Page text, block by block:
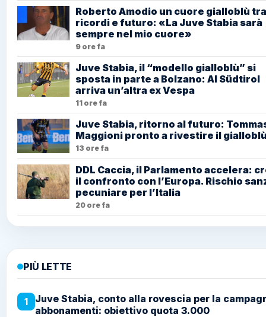
Roberto Amodio un cuore gialloblù tra
ricordi e futuro: «La Juve Stabia sarà
sempre nel mio cuore»
9 ore fa
Juve Stabia, il “modello gialloblù” si
sposta in parte a Bolzano: Al Südtirol
arriva un’altra ex Vespa
11 ore fa
Juve Stabia, ritorno al futuro:
Maggioni pronto a rivestire il
13 ore fa
DDL Caccia, il Parlamento accelera:
il confronto con l’Europa. Rischio
pecuniare per l’Italia
20 ore fa
PIÙ LETTE
1
Juve Stabia, conto alla rovescia per la
abbonamenti: obiettivo quota 3.000